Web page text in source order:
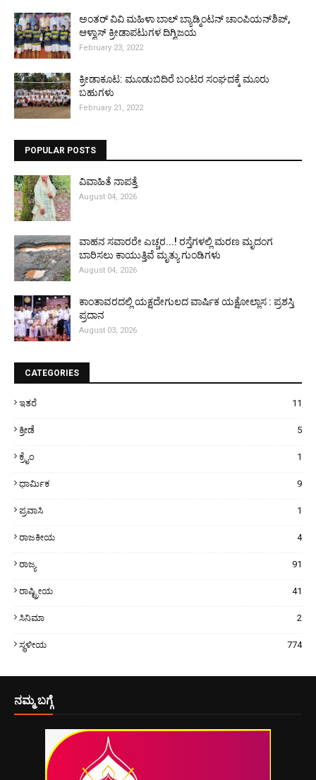
ಅಂತರ್ ವಿವಿ ಮಹಿಳಾ ಬಾಲ್ ಬ್ಯಾಡ್ಮಿಂಟನ್ ಚಾಂಪಿಯನ್‌ಶಿಪ್,
ಆಳ್ವಾಸ್ ಕ್ರೀಡಾಪಟುಗಳ ದಿಗ್ವಿಜಯ
February 23, 2022
ಕ್ರೀಡಾಕೂಟ: ಮೂಡುಬಿದಿರೆ ಬಂಟರ ಸಂಘದಕ್ಕೆ ಮೂರು
ಬಹುಗಳು
February 21, 2022
POPULAR POSTS
ವಿವಾಹಿತೆ ನಾಪತ್ತೆ
August 04, 2026
ವಾಹನ ಸವಾರರೇ ಎಚ್ಚರ...! ರಸ್ತೆಗಳಲ್ಲಿ ಮರಣ ಮೃದಂಗ
ಬಾರಿಸಲು ಕಾಯುತ್ತಿವೆ ಮೃತ್ಯು ಗುಂಡಿಗಳು
August 04, 2026
ಕಾಂತಾವರದಲ್ಲಿ ಯಕ್ಷದೇಗುಲದ ವಾರ್ಷಿಕ ಯಕ್ಷೋಲ್ಲಾಸ : ಪ್ರಶಸ್ತಿ
ಪ್ರದಾನ
August 03, 2026
CATEGORIES
ಇತರೆ 11
ಕ್ರೀಡೆ 5
ಕ್ರೈಂ 1
ಧಾರ್ಮಿಕ 9
ಪ್ರವಾಸಿ 1
ರಾಜಕೀಯ 4
ರಾಜ್ಯ 91
ರಾಷ್ಟ್ರೀಯ 41
ಸಿನಿಮಾ 2
ಸ್ಥಳೀಯ 774
ನಮ್ಮ ಬಗ್ಗೆ